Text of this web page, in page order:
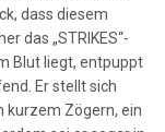
dass diesem
das „STRIKES“-
Blut liegt, entpuppt
Er stellt sich
kurzem Zögern, ein